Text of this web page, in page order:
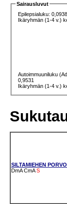
Sairausluvut
Epilepsialuku: 0,0938
Ikäryhmän (1-4 v.)
Autoimmuuniluku
0,9531
Ikäryhmän (1-4 v.)
SILTAMIEHEN
DmA CmA S